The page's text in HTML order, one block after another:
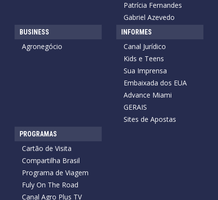
Patrícia Fernandes
Gabriel Azevedo
BUSINESS
Agronegócio
INFORMES
Canal Jurídico
Kids e Teens
Sua Imprensa
Embaixada dos EUA
Advance Miami
GERAIS
Sites de Apostas
PROGRAMAS
Cartão de Visita
Compartilha Brasil
Programa de Viagem
Fuly On The Road
Canal Agro Plus TV